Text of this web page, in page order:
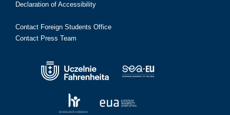
Declaration of Accessibility
Contact Foreign Students Office
Contact Press Team